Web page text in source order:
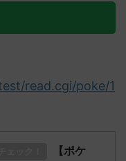
read.cgi/poke/1
【ポケ